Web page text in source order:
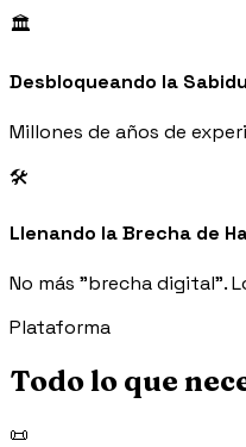
🏛️
Desbloqueando la
Millones de años de
🛠️
Llenando la Brecha de
No más "brecha digital".
Plataforma
Todo lo que
📜